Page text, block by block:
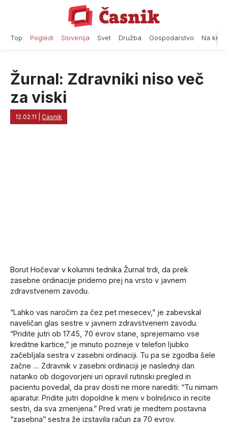
Top Pogledi Slovenija Svet Družba Gospodarstvo Na
Žurnal: Zdravniki niso več
za viski
12.02.11 Casnik
Borut Hočevar v kolumni tednika Žurnal trdi, da prek
zasebne ordinacije pridemo prej na vrsto v javnem
zdravstvenem zavodu.
“Lahko vas naročim za čez pet mesecev,” je zabevskal
naveličan glas sestre v javnem zdravstvenem zavodu.
“Pridite jutri ob 17.45, 70 evrov stane, sprejemamo vse
kreditne kartice,” je minuto pozneje v telefon ljubko
začebljala sestra v zasebni ordinaciji. Tu pa se zgodba šele
začne … Zdravnik v zasebni ordinaciji je naslednji dan
natanko ob dogovorjeni uri opravil rutinski pregled in
pacientu povedal, da prav dosti ne more narediti: “Tu nimam
aparatur. Pridite jutri dopoldne k meni v bolnišnico in recite
sestri, da sva zmenjena.” Pred vrati je medtem postavna
“zasebna” sestra že izstavila račun za 70 evrov.